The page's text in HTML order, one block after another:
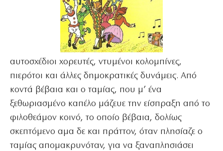
αυτοσχέδιοι χορευτές, ντυμένοι κολομπίνες,
πιερότοι και άλλες δημοκρατικές δυνάμεις. Από
κοντά βέβαια και ο ταμίας, που μ’ ένα
ξεθωριασμένο καπέλο μάζευε την είσπραξη από το
φιλοθεάμον κοινό, το οποίο βέβαια, δολίως
σκεπτόμενο αμα δε και πράττον, όταν πλησίαζε ο
ταμίας απομακρυνόταν, για να ξαναπλησιάσει